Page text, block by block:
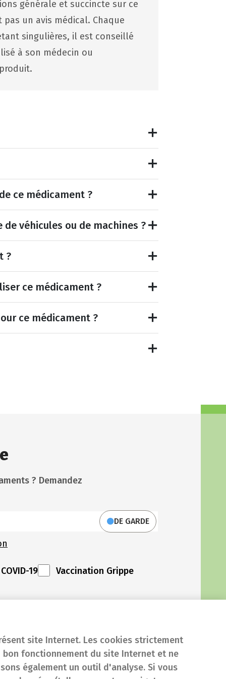
site Internet. Les cookies strictement
bon fonctionnement du site Internet et ne
également un outil d'analyse. Si vous
générale et succincte sur ce
un avis médical. Chaque
singulières, il est conseillé
à son médecin ou
ce médicament ?
véhicules ou de machines ?
?
ce médicament ?
ce médicament ?
? Demandez
DE GARDE
19 Vaccination Grippe